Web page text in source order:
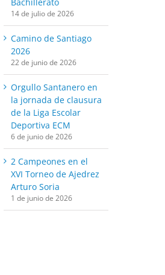
14 de julio de 2026
Camino de Santiago
2026
22 de junio de 2026
Orgullo Santanero en
la jornada de clausura
de la Liga Escolar
Deportiva ECM
6 de junio de 2026
2 Campeones en el
XVI Torneo de Ajedrez
Arturo Soria
1 de junio de 2026